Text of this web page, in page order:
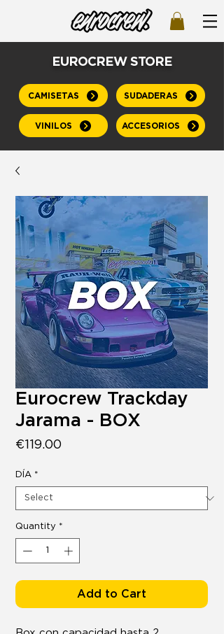
EUROCREW STORE
CAMISETAS SUDADERAS
VINILOS ACCESORIOS
Eurocrew Trackday
Jarama - BOX
€119.00
DÍA *
Quantity *
Add to Cart